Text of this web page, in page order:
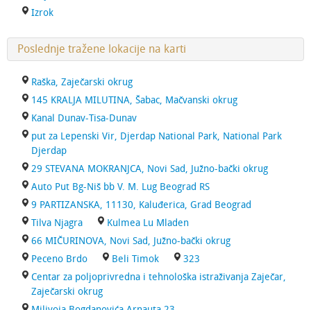
Izrok
Poslednje tražene lokacije na karti
Raška, Zaječarski okrug
145 KRALJA MILUTINA, Šabac, Mačvanski okrug
Kanal Dunav-Tisa-Dunav
put za Lepenski Vir, Djerdap National Park, National Park
Djerdap
29 STEVANA MOKRANJCA, Novi Sad, Južno-bački okrug
Auto Put Bg-Niš bb V. M. Lug Beograd RS
9 PARTIZANSKA, 11130, Kaluđerica, Grad Beograd
Tilva Njagra
Kulmea Lu Mladen
66 MIČURINOVA, Novi Sad, Južno-bački okrug
Peceno Brdo
Beli Timok
323
Centar za poljoprivredna i tehnološka istraživanja Zaječar,
Zaječarski okrug